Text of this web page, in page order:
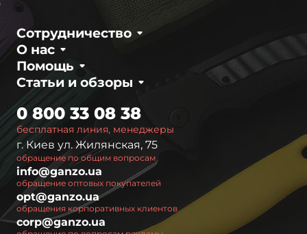
О нас
Сотрудничество
Статьи и обзоры
Помощь
бесплатная линия, менеджеры
0 800 33 08 38
г. Киев ул. Жилянская, 75
обращение по общим вопросам
info@ganzo.ua
обращение оптовых покупателей
opt@ganzo.ua
обращения корпоративных клиентов
corp@ganzo.ua